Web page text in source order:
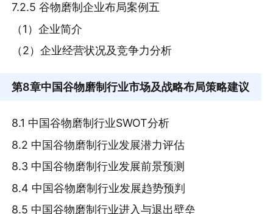
7.2.5 谷物磨制企业布局案例五
（1）企业简介
（2）企业经营状况及竞争力分析
第8章中国谷物磨制行业市场及战略布局策略建议
8.1 中国谷物磨制行业SWOT分析
8.2 中国谷物磨制行业发展潜力评估
8.3 中国谷物磨制行业发展前景预测
8.4 中国谷物磨制行业发展趋势预判
8.5 中国谷物磨制行业进入与退出壁垒